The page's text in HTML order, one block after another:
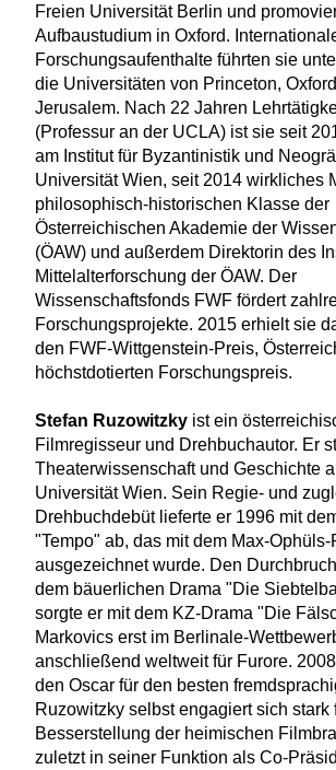
Freien Universität Berlin und
Aufbaustudium in Oxford.
Forschungsaufenthalte führten sie
die Universitäten von Princeton,
Jerusalem. Nach 22 Jahren
(Professur an der UCLA) ist sie seit
am Institut für Byzantinistik und
Universität Wien, seit 2014 wirkliches
philosophisch-historischen Klasse der
Österreichischen Akademie der
(ÖAW) und außerdem Direktorin des
Mittelalterforschung der ÖAW. Der
Wissenschaftsfonds FWF fördert
Forschungsprojekte. 2015 erhielt sie
den FWF-Wittgenstein-Preis,
höchstdotierten Forschungspreis.
Stefan Ruzowitzkyist ein
Filmregisseur und Drehbuchautor. Er
Theaterwissenschaft und Geschichte
Universität Wien. Sein Regie- und
Drehbuchdebüt lieferte er 1996 mit
"Tempo" ab, das mit dem Max-Ophüls-
ausgezeichnet wurde. Den
dem bäuerlichen Drama "Die
sorgte er mit dem KZ-Drama "Die
Markovics erst im Berlinale-
anschließend weltweit für Furore.
den Oscar für den besten
Ruzowitzky selbst engagiert sich stark
Besserstellung der heimischen
zuletzt in seiner Funktion als Co-